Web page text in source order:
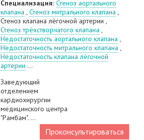
Специализация:Стеноз аортального
клапана ,Стеноз митрального клапана ,
Стеноз клапана лёгочной артерии ,
Стеноз трёхстворчатого клапана ,
Недостаточность аортального клапана ,
Недостаточность митрального клапана ,
Недостаточность клапана лёгочной
артерии ...
Заведующий
отделением
кардиохирургии
медицинского центра
"Рамбам". ...
Проконсультироваться